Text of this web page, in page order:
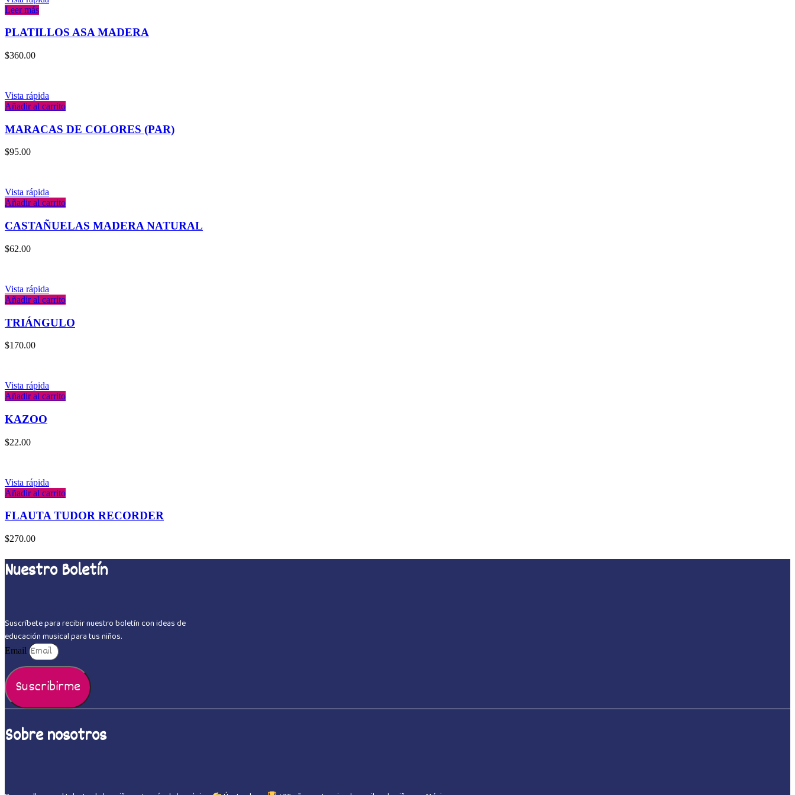
Leer más
PLATILLOS ASA MADERA
$360.00
Vista rápida
Añadir al carrito
MARACAS DE COLORES (PAR)
$95.00
Vista rápida
Añadir al carrito
CASTAÑUELAS MADERA NATURAL
$62.00
Vista rápida
Añadir al carrito
TRIÁNGULO
$170.00
Vista rápida
Añadir al carrito
KAZOO
$22.00
Vista rápida
Añadir al carrito
FLAUTA TUDOR RECORDER
$270.00
Nuestro Boletín
Suscríbete para recibir nuestro boletín con ideas de
educación musical para tus niños.
Email
Suscribirme
Sobre nosotros